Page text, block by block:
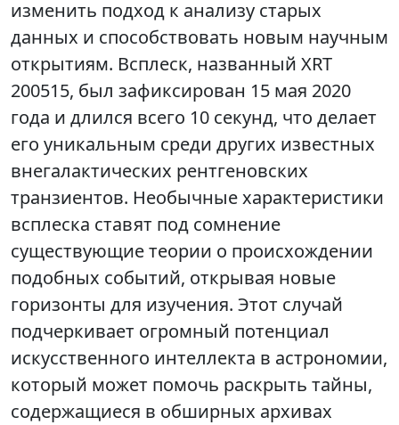
изменить подход к анализу старых
данных и способствовать новым научным
открытиям. Всплеск, названный XRT
200515, был зафиксирован 15 мая 2020
года и длился всего 10 секунд, что делает
его уникальным среди других известных
внегалактических рентгеновских
транзиентов. Необычные характеристики
всплеска ставят под сомнение
существующие теории о происхождении
подобных событий, открывая новые
горизонты для изучения. Этот случай
подчеркивает огромный потенциал
искусственного интеллекта в астрономии,
который может помочь раскрыть тайны,
содержащиеся в обширных архивах